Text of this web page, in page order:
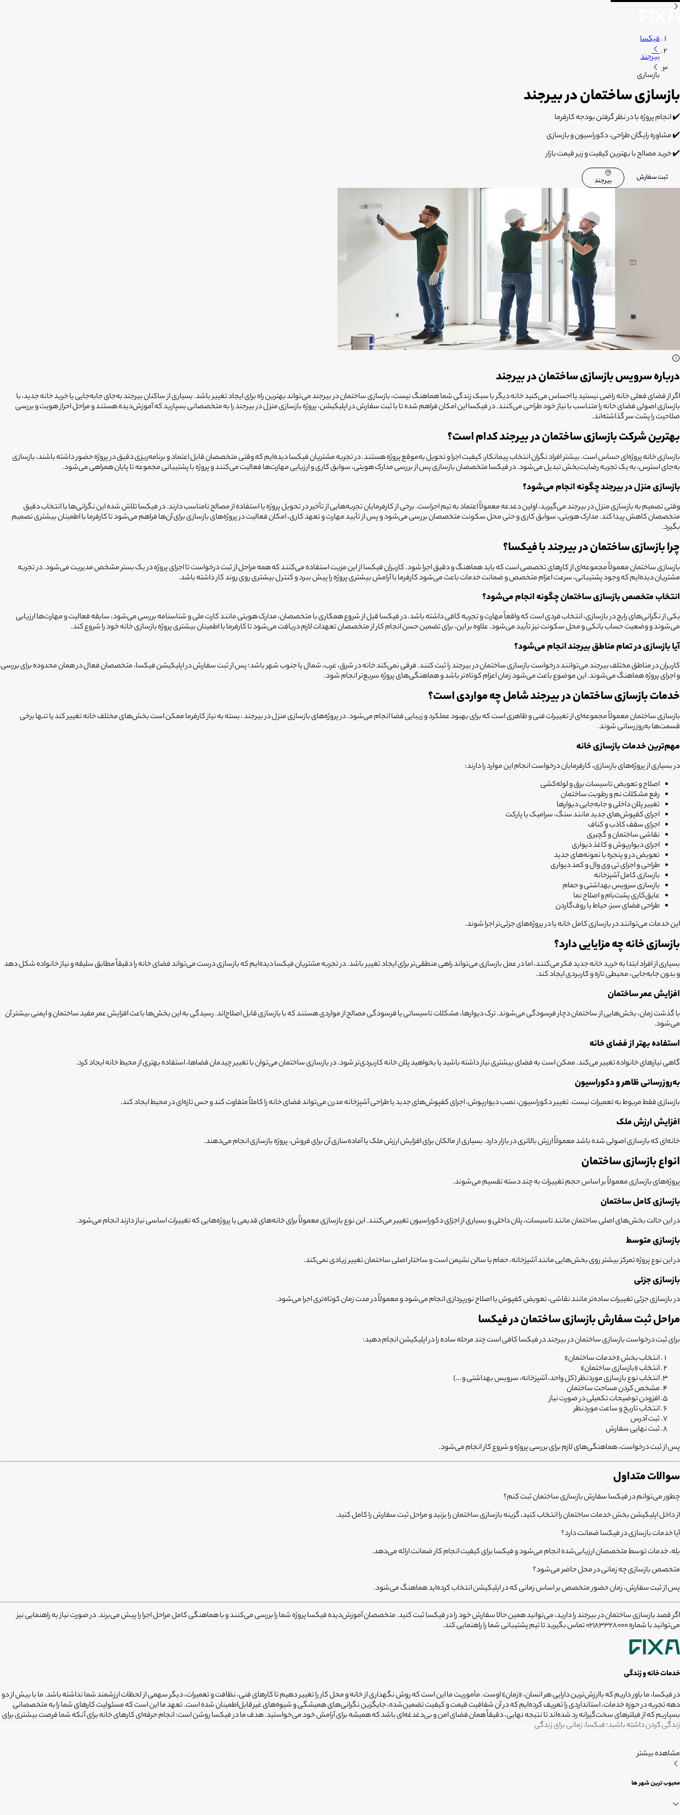
فیکسا
بیرجند
بازسازی
بازسازی ساختمان در بیرجند
✔️انجام پروژه با در نظر گرفتن بودجه کارفرما
✔️مشاوره رایگان طراحی، دکوراسیون و بازسازی
✔️خرید مصالح با بهترین کیفیت و زیر قیمت بازار
ثبت سفارش بیرجند
درباره سرویس بازسازی ساختمان در بیرجند
اگر از فضای فعلی خانه راضی نیستید یا احساس می‌کنید خانه دیگر با سبک زندگی شما هماهنگ نیست،بازسازی ساختمان در بیرجندمی‌تواند بهترین راه برای ایجاد تغییر باشد. بسیاری از ساکنان بیرجند به‌جای جابه‌جایی یا خرید خانه جدید، با
بازسازی اصولی فضای خانه را متناسب با نیاز خود طراحی می‌کنند. در فیکسا این امکان فراهم شده تا با ثبت سفارش در اپلیکیشن، پروژه بازسازی منزل در بیرجند را به متخصصانی بسپارید که آموزش‌دیده هستند و مراحل احراز هویت و بررسی
صلاحیت را پشت سر گذاشته‌اند.
بهترین شرکت بازسازی ساختمان در بیرجند کدام است؟
بازسازی خانه پروژه‌ای حساس است. بیشتر افراد نگران انتخاب پیمانکار، کیفیت اجرا و تحویل به‌موقع پروژه هستند. در تجربه مشتریان فیکسا دیده‌ایم که وقتی متخصصان قابل اعتماد و برنامه‌ریزی دقیق در پروژه حضور داشته باشند، بازسازی
به‌جای استرس، به یک تجربه رضایت‌بخش تبدیل می‌شود. در فیکسا متخصصان بازسازی پس از بررسی مدارک هویتی، سوابق کاری و ارزیابی مهارت‌ها فعالیت می‌کنند و پروژه با پشتیبانی مجموعه تا پایان همراهی می‌شود.
بازسازی منزل در بیرجند چگونه انجام می‌شود؟
وقتی تصمیم به بازسازی منزل در بیرجند می‌گیرید، اولین دغدغه معمولاً اعتماد به تیم اجراست. برخی از کارفرمایان تجربه‌هایی از تأخیر در تحویل پروژه یا استفاده از مصالح نامناسب دارند. در فیکسا تلاش شده این نگرانی‌ها با انتخاب دقیق
متخصصان کاهش پیدا کند. مدارک هویتی، سوابق کاری و حتی محل سکونت متخصصان بررسی می‌شود و پس از تأیید مهارت و تعهد کاری، امکان فعالیت در پروژه‌های بازسازی برای آن‌ها فراهم می‌شود تا کارفرما با اطمینان بیشتری تصمیم
بگیرد.
چرا بازسازی ساختمان در بیرجند با فیکسا؟
بازسازی ساختمان معمولاً مجموعه‌ای از کارهای تخصصی است که باید هماهنگ و دقیق اجرا شود. کاربران فیکسا از این مزیت استفاده می‌کنند که همه مراحل از ثبت درخواست تا اجرای پروژه در یک بستر مشخص مدیریت می‌شود. در تجربه
مشتریان دیده‌ایم که وجود پشتیبانی، سرعت اعزام متخصص و ضمانت خدمات باعث می‌شود کارفرما با آرامش بیشتری پروژه را پیش ببرد و کنترل بیشتری روی روند کار داشته باشد.
انتخاب متخصص بازسازی ساختمان چگونه انجام می‌شود؟
یکی از نگرانی‌های رایج در بازسازی، انتخاب فردی است که واقعاً مهارت و تجربه کافی داشته باشد. در فیکسا قبل از شروع همکاری با متخصصان، مدارک هویتی مانند کارت ملی و شناسنامه بررسی می‌شود، سابقه فعالیت و مهارت‌ها ارزیابی
می‌شوند و وضعیت حساب بانکی و محل سکونت نیز تأیید می‌شود. علاوه بر این، برای تضمین حسن انجام کار از متخصصان تعهدات لازم دریافت می‌شود تا کارفرما با اطمینان بیشتری پروژه بازسازی خانه خود را شروع کند.
آیا بازسازی در تمام مناطق بیرجندانجام می‌شود؟
کاربران در مناطق مختلف بیرجندمی‌توانند درخواستبازسازی ساختمان در بیرجندرا ثبت کنند. فرقی نمی‌کند خانه در شرق، غرب، شمال یا جنوب شهر باشد؛ پس از ثبت سفارش در اپلیکیشن فیکسا، متخصصان فعال در همان محدوده برای بررسی
و اجرای پروژه هماهنگ می‌شوند. این موضوع باعث می‌شود زمان اعزام کوتاه‌تر باشد و هماهنگی‌های پروژه سریع‌تر انجام شود.
خدمات بازسازی ساختمان در بیرجند شامل چه مواردی است؟
بازسازی ساختمان معمولاً مجموعه‌ای از تغییرات فنی و ظاهری است که برای بهبود عملکرد و زیبایی فضا انجام می‌شود. در پروژه‌های بازسازی منزل در بیرجند ، بسته به نیاز کارفرما ممکن است بخش‌های مختلف خانه تغییر کند یا تنها برخی
قسمت‌ها به‌روزرسانی شوند.
مهم‌ترین خدمات بازسازی خانه
در بسیاری از پروژه‌های بازسازی، کارفرمایان درخواست انجام این موارد را دارند:
اصلاح و تعویض تاسیسات برق و لوله‌کشی
رفع مشکلات نم و رطوبت ساختمان
تغییر پلان داخلی و جابه‌جایی دیوارها
اجرای کفپوش‌های جدید مانند سنگ، سرامیک یا پارکت
اجرای سقف کاذب و کناف
نقاشی ساختمان و گچبری
اجرای دیوارپوش و کاغذ دیواری
تعویض در و پنجره با نمونه‌های جدید
طراحی و اجرای تی وی وال و کمد دیواری
بازسازی کامل آشپزخانه
بازسازی سرویس بهداشتی و حمام
عایق‌کاری پشت‌بام و اصلاح نما
طراحی فضای سبز، حیاط یا روف‌گاردن
این خدمات می‌توانند در بازسازی کامل خانه یا در پروژه‌های جزئی‌تر اجرا شوند.
بازسازی خانه چه مزایایی دارد؟
بسیاری از افراد ابتدا به خرید خانه جدید فکر می‌کنند، اما در عمل بازسازی می‌تواند راهی منطقی‌تر برای ایجاد تغییر باشد. در تجربه مشتریان فیکسا دیده‌ایم که بازسازی درست می‌تواند فضای خانه را دقیقاً مطابق سلیقه و نیاز خانواده شکل دهد
و بدون جابه‌جایی، محیطی تازه و کاربردی ایجاد کند.
افزایش عمر ساختمان
با گذشت زمان، بخش‌هایی از ساختمان دچار فرسودگی می‌شوند. ترک دیوارها، مشکلات تاسیساتی یا فرسودگی مصالح از مواردی هستند که با بازسازی قابل اصلاح‌اند. رسیدگی به این بخش‌ها باعث افزایش عمر مفید ساختمان و ایمنی بیشتر آن
می‌شود.
استفاده بهتر از فضای خانه
گاهی نیازهای خانواده تغییر می‌کند. ممکن است به فضای بیشتری نیاز داشته باشید یا بخواهید پلان خانه کاربردی‌تر شود. در بازسازی ساختمان می‌توان با تغییر چیدمان فضاها، استفاده بهتری از محیط خانه ایجاد کرد.
به‌روزرسانی ظاهر و دکوراسیون
بازسازی فقط مربوط به تعمیرات نیست. تغییر دکوراسیون، نصب دیوارپوش، اجرای کفپوش‌های جدید یا طراحی آشپزخانه مدرن می‌تواند فضای خانه را کاملاً متفاوت کند و حس تازه‌ای در محیط ایجاد کند.
افزایش ارزش ملک
خانه‌ای که بازسازی اصولی شده باشد معمولاً ارزش بالاتری در بازار دارد. بسیاری از مالکان برای افزایش ارزش ملک یا آماده‌سازی آن برای فروش، پروژه بازسازی انجام می‌دهند.
انواع بازسازی ساختمان
پروژه‌های بازسازی معمولاً بر اساس حجم تغییرات به چند دسته تقسیم می‌شوند.
بازسازی کامل ساختمان
در این حالت بخش‌های اصلی ساختمان مانند تاسیسات، پلان داخلی و بسیاری از اجزای دکوراسیون تغییر می‌کنند. این نوع بازسازی معمولاً برای خانه‌های قدیمی یا پروژه‌هایی که تغییرات اساسی نیاز دارند انجام می‌شود.
بازسازی متوسط
در این نوع پروژه تمرکز بیشتر روی بخش‌هایی مانند آشپزخانه، حمام یا سالن نشیمن است و ساختار اصلی ساختمان تغییر زیادی نمی‌کند.
بازسازی جزئی
در بازسازی جزئی تغییرات ساده‌تر مانند نقاشی، تعویض کفپوش یا اصلاح نورپردازی انجام می‌شود و معمولاً در مدت زمان کوتاه‌تری اجرا می‌شود.
مراحل ثبت سفارش بازسازی ساختمان در فیکسا
برای ثبت درخواستبازسازی ساختمان در بیرجنددر فیکسا کافی است چند مرحله ساده را در اپلیکیشن انجام دهید:
انتخاب بخش «خدمات ساختمان»
انتخاب «بازسازی ساختمان»
انتخاب نوع بازسازی موردنظر (کل واحد، آشپزخانه، سرویس بهداشتی و …)
مشخص کردن مساحت ساختمان
افزودن توضیحات تکمیلی در صورت نیاز
انتخاب تاریخ و ساعت موردنظر
ثبت آدرس
ثبت نهایی سفارش
پس از ثبت درخواست، هماهنگی‌های لازم برای بررسی پروژه و شروع کار انجام می‌شود.
سوالات متداول
چطور می‌توانم در فیکسا سفارش بازسازی ساختمان ثبت کنم؟
از داخل اپلیکیشن بخش خدمات ساختمان را انتخاب کنید، گزینه بازسازی ساختمان را بزنید و مراحل ثبت سفارش را کامل کنید.
آیا خدمات بازسازی در فیکسا ضمانت دارد؟
بله، خدمات توسط متخصصان ارزیابی‌شده انجام می‌شود و فیکسا برای کیفیت انجام کار ضمانت ارائه می‌دهد.
متخصص بازسازی چه زمانی در محل حاضر می‌شود؟
پس از ثبت سفارش، زمان حضور متخصص بر اساس زمانی که در اپلیکیشن انتخاب کرده‌اید هماهنگ می‌شود.
اگر قصدبازسازی ساختمان در بیرجندرا دارید، می‌توانید همین حالا سفارش خود را در فیکسا ثبت کنید. متخصصان آموزش‌دیده فیکسا پروژه شما را بررسی می‌کنند و با هماهنگی کامل مراحل اجرا را پیش می‌برند. در صورت نیاز به راهنمایی نیز
می‌توانید با شماره02183328000تماس بگیرید تا تیم پشتیبانی شما را راهنمایی کند.
خدمات خانه و زندگی
در فیکسا، ما باور داریم که باارزش‌ترین دارایی هر انسان، «زمان» اوست. مأموریت ما این است که روش نگهداری از خانه و محل کار را تغییر دهیم تا کارهای فنی، نظافت و تعمیرات، دیگر سهمی از لحظات ارزشمند شما نداشته باشد. ما با بیش از دو
دهه تجربه در حوزه خدمات، استانداردی را تعریف کرده‌ایم که در آن شفافیت قیمت و کیفیت تضمین‌شده، جایگزین نگرانی‌های همیشگی و شیوه‌های غیرقابل‌اطمینان شده است. تعهد ما این است که مسئولیت کارهای شما را به متخصصانی
بسپاریم که از فیلترهای سخت‌گیرانه رد شده‌اند تا نتیجه نهایی، دقیقاً همان فضای امن و بی‌دغدغه‌ای باشد که همیشه برای آرامش خود می‌خواستید. هدف ما در فیکسا روشن است: انجام حرفه‌ای کارهای خانه برای آنکه شما فرصت بیشتری برای
زندگی کردن داشته باشید؛ فیکسا، زمانی برای زندگی
مشاهده بیشتر
محبوب ترین شهر ها